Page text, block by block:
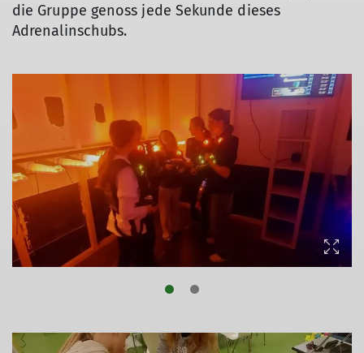
die Gruppe genoss jede Sekunde dieses
Adrenalinschubs.